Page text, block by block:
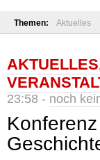
Themen: Aktuelles
AKTUELLES
23:58 - noch